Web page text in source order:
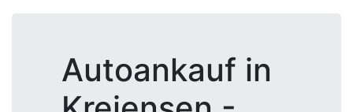
Autoankauf in